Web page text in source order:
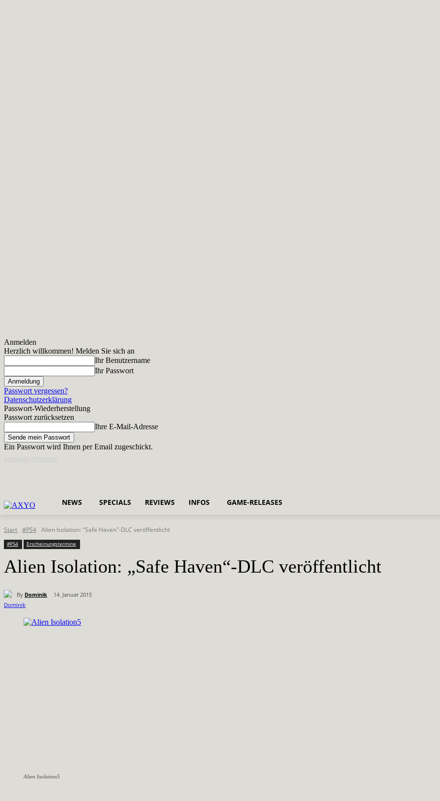
Anmelden
Herzlich willkommen! Melden Sie sich an
Ihr Benutzername
Ihr Passwort
Passwort vergessen?
Datenschutzerklärung
Passwort-Wiederherstellung
Passwort zurücksetzen
Ihre E-Mail-Adresse
Ein Passwort wird Ihnen per Email zugeschickt.
NEWS SPECIALS REVIEWS INFOS GAME-RELEASES
Start #PS4 Alien Isolation: "Safe Haven"-DLC veröffentlicht
#PS4 Erscheinungstermine
Alien Isolation: „Safe Haven“-DLC veröffentlicht
By Dominik 14. Januar 2015
Alien Isolation5